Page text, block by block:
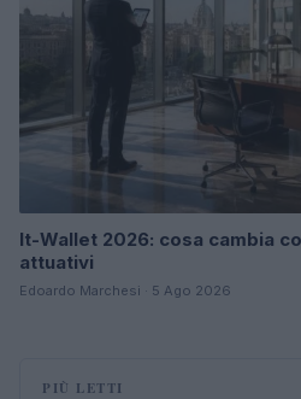
It-Wallet 2026: cosa cambia
attuativi
Edoardo Marchesi · 5 Ago 2026
PIÙ LETTI